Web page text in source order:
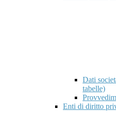
Dati
tabelle)
Enti di diritto